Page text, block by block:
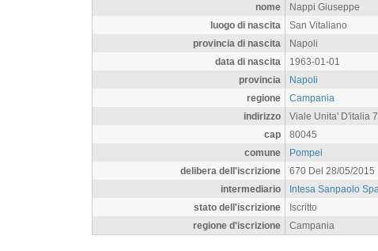
nome
Nappi Giuseppe
luogo di nascita
San Vitaliano
provincia di nascita
Napoli
data di nascita
1963-01-01
provincia
Napoli
regione
Campania
indirizzo
Viale Unita' D'italia 7
cap
80045
comune
Pompei
delibera dell'iscrizione
670 Del 28/05/2015
intermediario
Intesa Sanpaolo Spa
stato dell'iscrizione
Iscritto
regione d'iscrizione
Campania